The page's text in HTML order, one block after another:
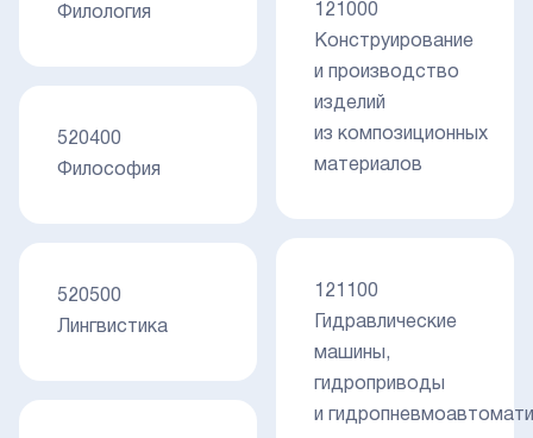
Филология
520400
Философия
520500
Лингвистика
121000
Конструирование
и производство
изделий
из композиционных
материалов
121100
Гидравлические
машины,
гидроприводы
и